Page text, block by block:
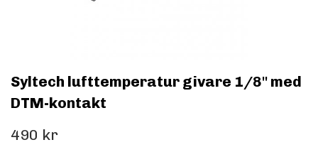
Syltech lufttemperatur givare 1/8" med
DTM-kontakt
490 kr